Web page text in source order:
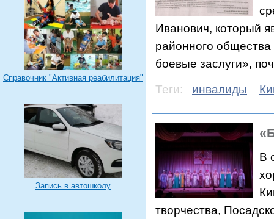
Справочник "Активная реабилитация"
Запись в автошколу
Иванович, который
районного
боевые заслуги»,
Теги:
инвалиды
В
творчества,